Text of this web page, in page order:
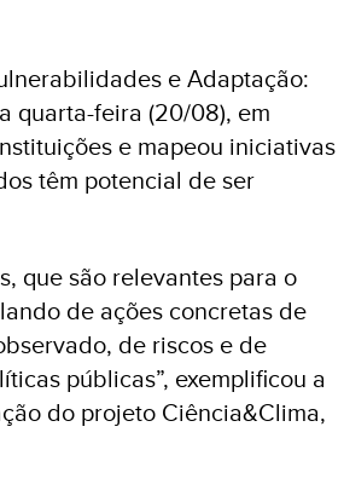
e Adaptação:
quarta-feira (20/08), em
e mapeou iniciativas
têm potencial de ser
que são relevantes para o
de ações concretas de
de riscos e de
públicas”, exemplificou a
do projeto Ciência&Clima,